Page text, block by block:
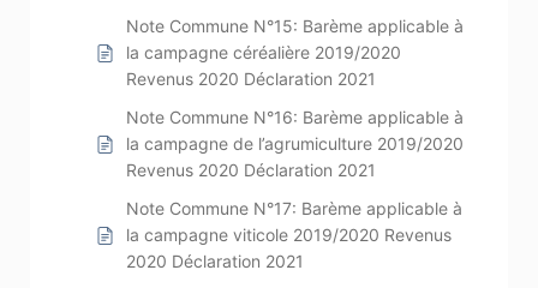
Note Commune N°15: Barème applicable à
la campagne céréalière 2019/2020
Revenus 2020 Déclaration 2021
Note Commune N°16: Barème applicable à
la campagne de l’agrumiculture 2019/2020
Revenus 2020 Déclaration 2021
Note Commune N°17: Barème applicable à
la campagne viticole 2019/2020 Revenus
2020 Déclaration 2021